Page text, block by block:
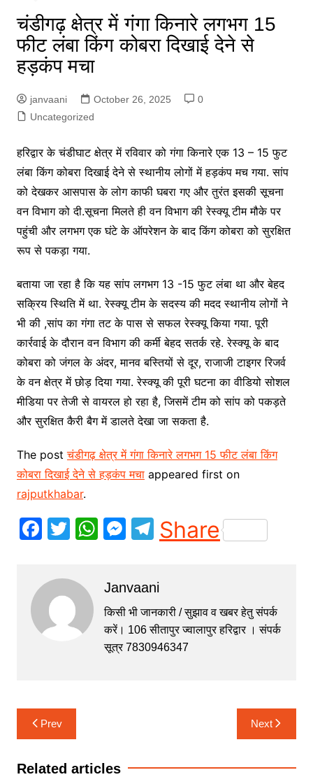
चंडीगढ़ क्षेत्र में गंगा किनारे लगभग 15
फीट लंबा किंग कोबरा दिखाई देने से
हड़कंप मचा
janvaani October 26, 2025
0
Uncategorized
हरिद्वार के चंडीघाट क्षेत्र में रविवार को गंगा किनारे एक 13 – 15 फुट
लंबा किंग कोबरा दिखाई देने से स्थानीय लोगों में हड़कंप मच गया. सांप
को देखकर आसपास के लोग काफी घबरा गए और तुरंत इसकी सूचना
वन विभाग को दी.सूचना मिलते ही वन विभाग की रेस्क्यू टीम मौके पर
पहुंची और लगभग एक घंटे के ऑपरेशन के बाद किंग कोबरा को सुरक्षित
रूप से पकड़ा गया.
बताया जा रहा है कि यह सांप लगभग 13 -15 फुट लंबा था और बेहद
सक्रिय स्थिति में था. रेस्क्यू टीम के सदस्य की मदद स्थानीय लोगों ने
भी की ,सांप का गंगा तट के पास से सफल रेस्क्यू किया गया. पूरी
कार्रवाई के दौरान वन विभाग की कर्मी बेहद सतर्क रहे. रेस्क्यू के बाद
कोबरा को जंगल के अंदर, मानव बस्तियों से दूर, राजाजी टाइगर रिजर्व
के वन क्षेत्र में छोड़ दिया गया. रेस्क्यू की पूरी घटना का वीडियो सोशल
मीडिया पर तेजी से वायरल हो रहा है, जिसमें टीम को सांप को पकड़ते
और सुरक्षित कैरी बैग में डालते देखा जा सकता है.
The postचंडीगढ़ क्षेत्र में गंगा किनारे लगभग 15 फीट लंबा किंग
कोबरा दिखाई देने से हड़कंप मचाappeared first on
rajputkhabar.
F
c
e
b
o
T
itt
er
W
s
A
p
p
M
s
e
n
T
el
gr
a
m
Share
Janvaani
किसी भी जानकारी / सुझाव व खबर हेतु संपर्क
करें। 106 सीतापुर ज्वालापुर हरिद्वार । संपर्क
सूत्र 7830946347
Post
navigation
Prev Next
Related articles